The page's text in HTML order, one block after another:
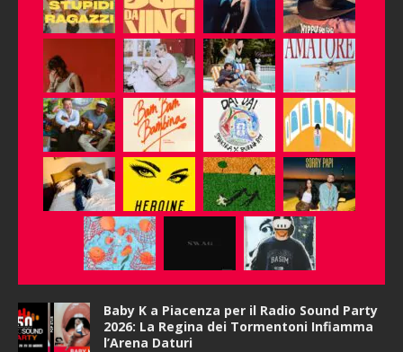
Baby K a Piacenza per il Radio Sound Party
2026: La Regina dei Tormentoni Infiamma
l’Arena Daturi